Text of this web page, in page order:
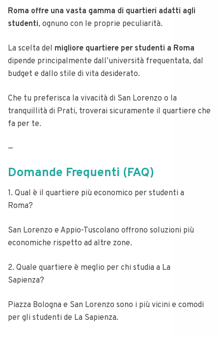
Roma offre una vasta gamma di quartieri adatti agli
studenti, ognuno con le proprie peculiarità.
La scelta del migliore quartiere per studenti a Roma
dipende principalmente dall’università frequentata, dal
budget e dallo stile di vita desiderato.
Che tu preferisca la vivacità di San Lorenzo o la
tranquillità di Prati, troverai sicuramente il quartiere che
fa per te.
—
Domande Frequenti (FAQ)
1. Qual è il quartiere più economico per studenti a
Roma?
San Lorenzo e Appio-Tuscolano offrono soluzioni più
economiche rispetto ad altre zone.
2. Quale quartiere è meglio per chi studia a La
Sapienza?
Piazza Bologna e San Lorenzo sono i più vicini e comodi
per gli studenti de La Sapienza.